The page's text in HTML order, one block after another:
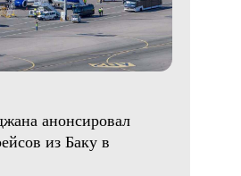
анонсировал
из Баку в